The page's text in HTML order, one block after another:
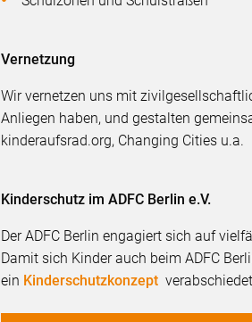
Vernetzung
Wir vernetzen uns mit
Anliegen haben, und gestalten
kinderaufsrad.org, Changing Cities u.a.
Kinderschutz im ADFC Berlin e.V.
Der ADFC Berlin engagiert sich auf
Damit sich Kinder auch beim ADFC
ein Kinderschutzkonzept